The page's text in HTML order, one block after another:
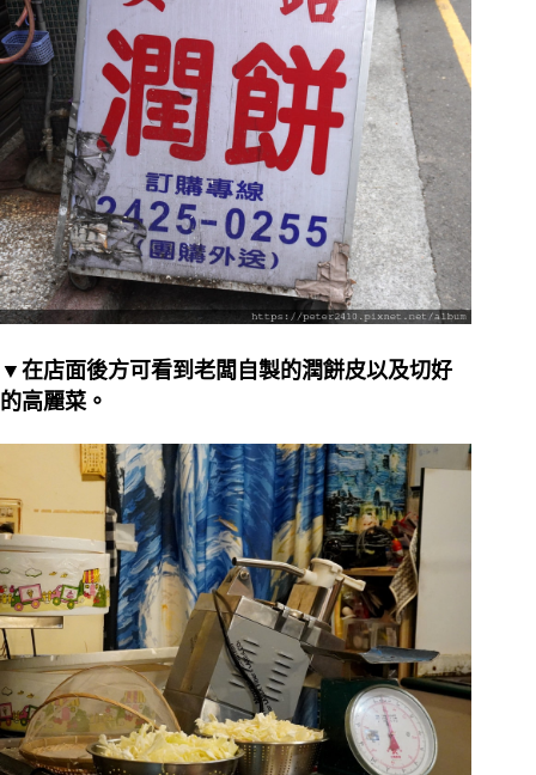
▼在店面後方可看到老闆自製的潤餅皮以及切好
的高麗菜。